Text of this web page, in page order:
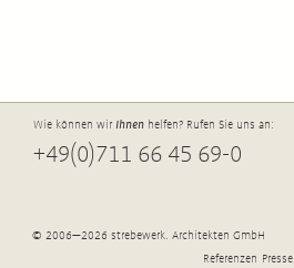
Wie können wirIhnen helfen? Rufen Sie uns an:
+49(0)711 66 45 69-0
© 2006—2026 strebewerk. Architekten GmbH
Referenzen Presse